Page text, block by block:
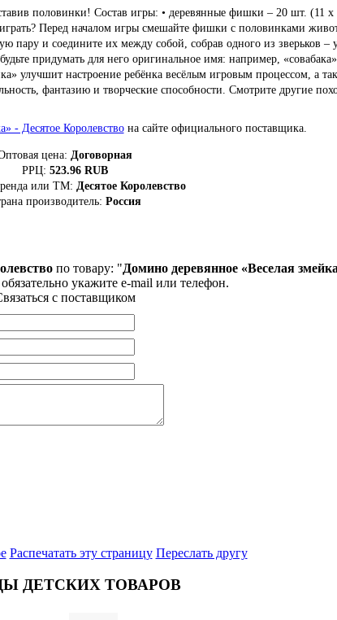
половинки! Состав игры: • деревянные фишки – 20 шт.
Перед началом игры смешайте фишки с половинками
и соедините их между собой, собрав одного из зверьков –
придумать для него оригинальное имя: например,
улучшит настроение ребёнка весёлым игровым процессом, а
фантазию и творческие способности. Смотрите другие
- Десятое Королевствона сайте официального поставщика.
цена: Договорная
РРЦ: 523.96 RUB
или ТМ: Десятое Королевство
производитель: Россия
по товару: "Домино деревянное «Веселая
укажите e-mail или телефон.
с поставщиком
Распечатать эту страницу Переслать другу
ДЕТСКИХ ТОВАРОВ